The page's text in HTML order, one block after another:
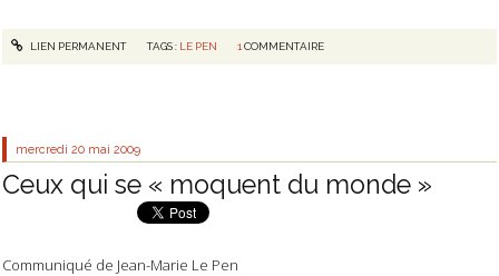
LIEN PERMANENT TAGS : LE PEN 1 COMMENTAIRE
mercredi 20 mai 2009
Ceux qui se « moquent du monde »
Communiqué de Jean-Marie Le Pen